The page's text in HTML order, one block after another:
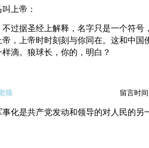
上帝：
过据圣经上解释，名字只是一个符号
，上帝时时刻刻与你同在。这和中国
滴。狼球长，你的，明白？
狼 留言时间
化是共产党发动和领导的对人民的另